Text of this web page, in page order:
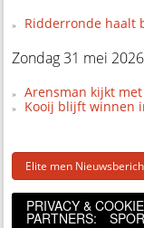
Ridderronde haalt
Zondag 31 mei 2026
Arensman kijkt
Kooij blijft winnen
Elite men
PRIVACY &
PARTNERS: